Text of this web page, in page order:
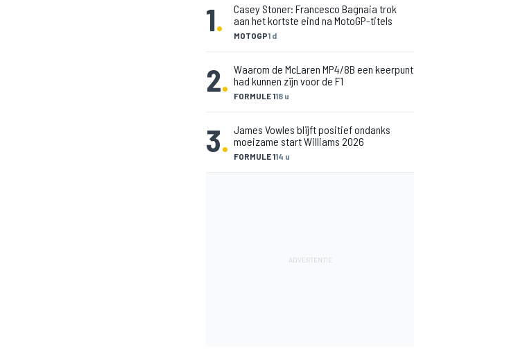
1. MOTOGP1 d
Casey Stoner: Francesco Bagnaia trok
aan het kortste eind na MotoGP-titels
2. FORMULE 118 u
Waarom de McLaren MP4/8B een keerpunt
had kunnen zijn voor de F1
3. FORMULE 114 u
James Vowles blijft positief ondanks
moeizame start Williams 2026